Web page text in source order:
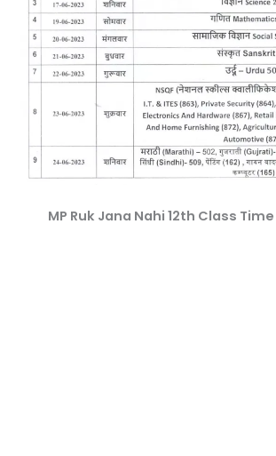
MP Ruk Jana Nahi 12th Class